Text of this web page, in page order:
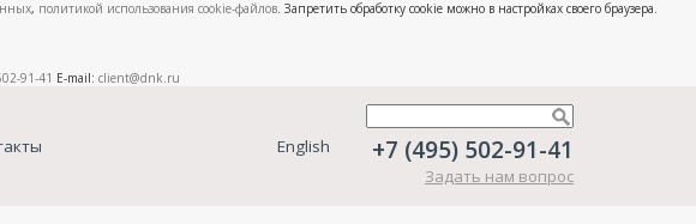
, политикой использования cookie-файлов. Запретить обработку cookie можно в настройках своего браузера.
91-41 E-mail: client@dnk.ru
English +7 (495) 502-91-41
Задать нам вопрос